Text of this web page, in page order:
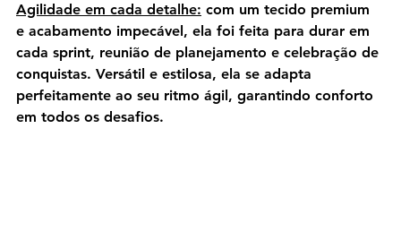
Agilidade em cada detalhe: com um tecido premium
e acabamento impecável, ela foi feita para durar em
cada sprint, reunião de planejamento e celebração de
conquistas. Versátil e estilosa, ela se adapta
perfeitamente ao seu ritmo ágil, garantindo conforto
em todos os desafios.